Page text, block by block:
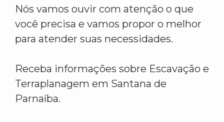
Nós vamos ouvir com atenção o que
você precisa e vamos propor o melhor
para atender suas necessidades.
Receba informações sobre Escavação e
Terraplanagem em Santana de
Parnaíba.